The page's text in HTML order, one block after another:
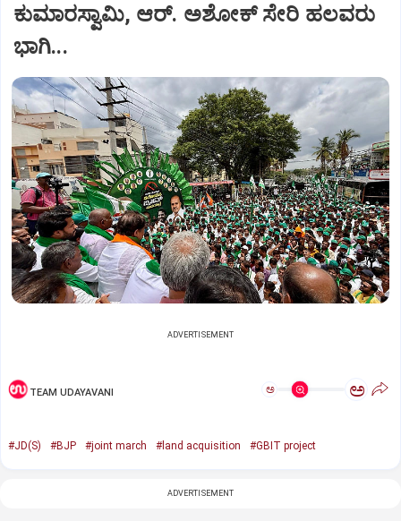
ಕುಮಾರಸ್ವಾಮಿ, ಆರ್‌. ಅಶೋಕ್ ಸೇರಿ ಹಲವರು
ಭಾಗಿ...
ADVERTISEMENT
TEAM UDAYAVANI ಅ ಅ
#JD(S) #BJP #joint march #land acquisition #GBIT project
ADVERTISEMENT